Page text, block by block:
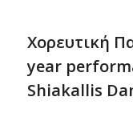
Χορευτική
year
Shiakallis